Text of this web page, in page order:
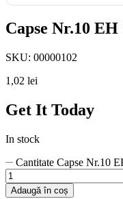
Capse Nr.10
SKU: 00000102
1,02 lei
Get It Today
In stock
Cantitate Capse Nr.10
Adaugă în coș